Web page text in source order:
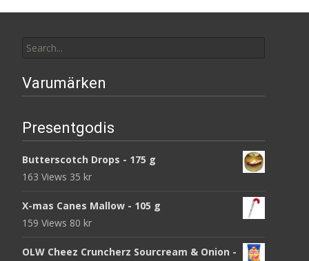
for:
Varumärken
Presentgodis
Butterscotch Drops - 175 g
163 Views 35 kr
X-mas Canes Mallow - 105 g
159 Views 80 kr
OLW Cheez Cruncherz Sourcream & Onion -